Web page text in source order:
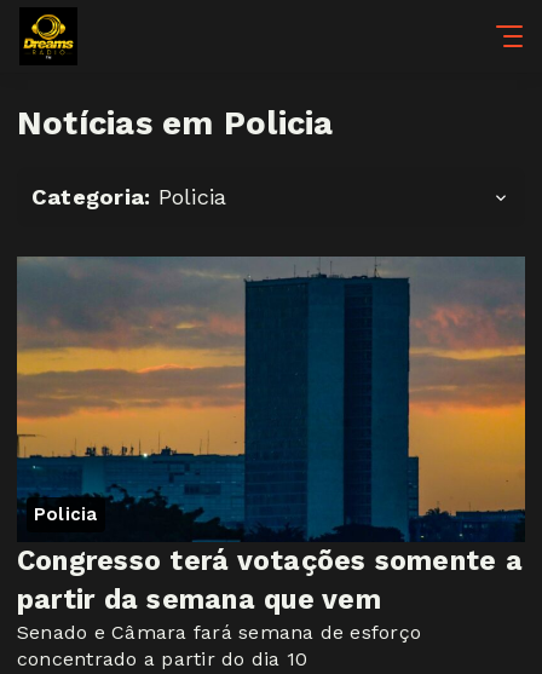
Notícias em Policia
Categoria: Policia
Policia
Congresso terá votações somente a
partir da semana que vem
Senado e Câmara fará semana de esforço
concentrado a partir do dia 10